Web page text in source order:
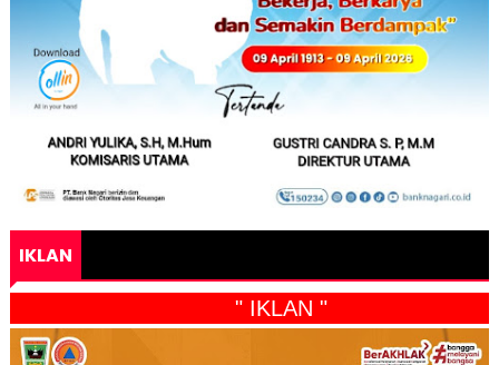
IKLAN
" IKLAN "